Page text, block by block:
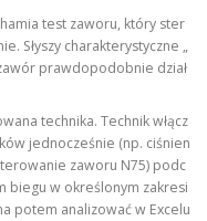
test zaworu, który ster
Słyszy charakterystyczne „
prawdopodobnie dział
technika. Technik włącz
jednocześnie (np. ciśnien
zaworu N75) podc
biegu w określonym zakresi
potem analizować w Excelu